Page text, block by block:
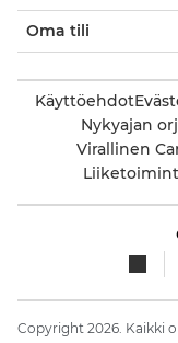
Oma tili
Käyttöehdot
Nykyajan
Virallinen
Copyright 2026. Kaikki